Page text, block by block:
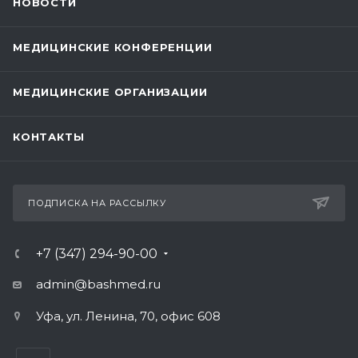
МЕДИЦИНСКИЕ КОНФЕРЕНЦИИ
МЕДИЦИНСКИЕ ОРГАНИЗАЦИИ
КОНТАКТЫ
ПОДПИСКА НА РАССЫЛКУ
+7 (347) 294-90-00
admin@bashmed.ru
Уфа, ул. Ленина, 70, офис 608